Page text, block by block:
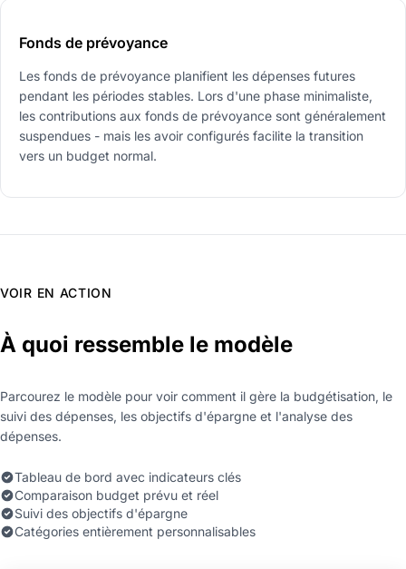
Fonds de prévoyance
Les fonds de prévoyance planifient les dépenses futures
pendant les périodes stables. Lors d'une phase minimaliste,
les contributions aux fonds de prévoyance sont généralement
suspendues - mais les avoir configurés facilite la transition
vers un budget normal.
VOIR EN ACTION
À quoi ressemble le modèle
Parcourez le modèle pour voir comment il gère la budgétisation, le
suivi des dépenses, les objectifs d'épargne et l'analyse des
dépenses.
Tableau de bord avec indicateurs clés
Comparaison budget prévu et réel
Suivi des objectifs d'épargne
Catégories entièrement personnalisables